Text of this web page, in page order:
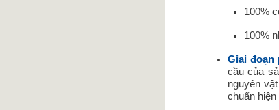
100%
100%
Giai đoạn
cầu của
nguyên
chuẩn hiện